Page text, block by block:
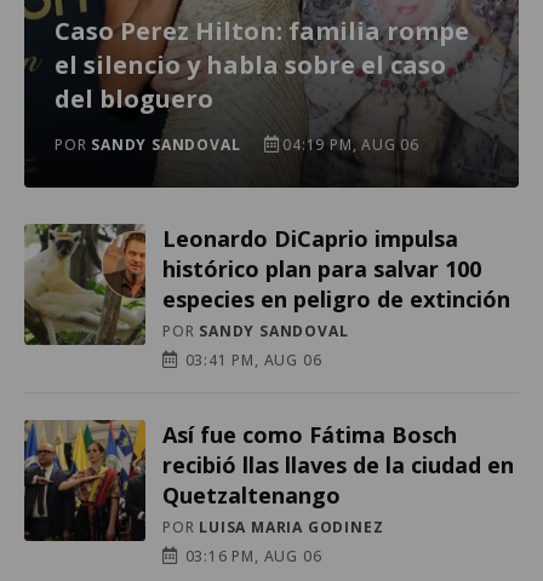
Caso Perez Hilton: familia rompe
el silencio y habla sobre el caso
del bloguero
POR SANDY SANDOVAL 04:19 PM, AUG 06
Leonardo DiCaprio impulsa
histórico plan para salvar 100
especies en peligro de extinción
POR SANDY SANDOVAL
03:41 PM, AUG 06
Así fue como Fátima Bosch
recibió llas llaves de la ciudad en
Quetzaltenango
POR LUISA MARIA GODINEZ
03:16 PM, AUG 06